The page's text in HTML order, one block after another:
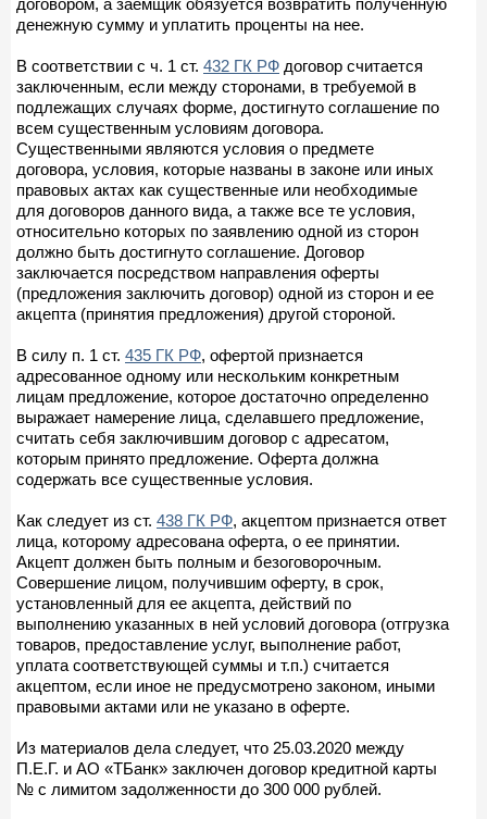
денежную сумму и уплатить проценты на нее.
В соответствии с ч. 1 ст. 432 ГК РФ договор считается
заключенным, если между сторонами, в требуемой в
подлежащих случаях форме, достигнуто соглашение по
всем существенным условиям договора.
Существенными являются условия о предмете
договора, условия, которые названы в законе или иных
правовых актах как существенные или необходимые
для договоров данного вида, а также все те условия,
относительно которых по заявлению одной из сторон
должно быть достигнуто соглашение. Договор
заключается посредством направления оферты
(предложения заключить договор) одной из сторон и ее
акцепта (принятия предложения) другой стороной.
В силу п. 1 ст. 435 ГК РФ, офертой признается
адресованное одному или нескольким конкретным
лицам предложение, которое достаточно определенно
выражает намерение лица, сделавшего предложение,
считать себя заключившим договор с адресатом,
которым принято предложение. Оферта должна
содержать все существенные условия.
Как следует из ст. 438 ГК РФ, акцептом признается ответ
лица, которому адресована оферта, о ее принятии.
Акцепт должен быть полным и безоговорочным.
Совершение лицом, получившим оферту, в срок,
установленный для ее акцепта, действий по
выполнению указанных в ней условий договора (отгрузка
товаров, предоставление услуг, выполнение работ,
уплата соответствующей суммы и т.п.) считается
акцептом, если иное не предусмотрено законом, иными
правовыми актами или не указано в оферте.
Из материалов дела следует, что 25.03.2020 между
П.Е.Г. и АО «ТБанк» заключен договор кредитной карты
№ с лимитом задолженности до 300 000 рублей.